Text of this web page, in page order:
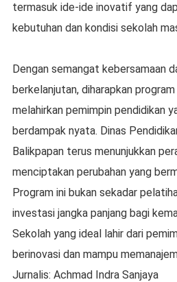
termasuk ide-ide inovatif yang
kebutuhan dan kondisi sekolah
Dengan semangat kebersamaan
berkelanjutan, diharapkan
melahirkan pemimpin pendidikan
berdampak nyata. Dinas
Balikpapan terus menunjukkan
menciptakan perubahan yang
Program ini bukan sekadar
investasi jangka panjang bagi
Sekolah yang ideal lahir dari
berinovasi dan mampu
Jurnalis: Achmad Indra Sanjaya